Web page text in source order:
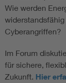
Wie werden
Cyberangriffen?
Im Forum
für sichere,
Zukunft. Hier